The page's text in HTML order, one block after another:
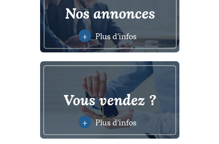
nos annonces
Plus d'infos
+
vous vendez ?
Plus d'infos
+